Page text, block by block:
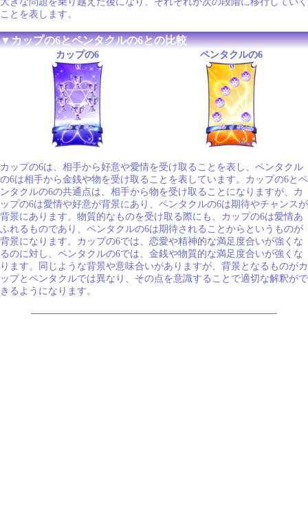
ことを表します。
▼カップの6とペンタクルの6との比較
カップの6 ペンタクルの6
カップの6は、相手から好意や愛情を受け取ることを表し、ペンタクル
の6は相手から金銭や物を受け取ることを表しています。カップの6とペ
ンタクルの6の共通点は、相手から物を受け取ることになりますが、カ
ップの6は愛情や好意が背景にあり、ペンタクルの6は期待やチャンスが
背景にあります。物質的なものを受け取る際にも、カップの6は愛情あ
ふれるものであり、ペンタクルの6は期待されることからというものが
背景になります。カップの6では、恋愛や精神的な満足度合いが強くな
るのに対し、ペンタクルの6では、金銭や物質的な満足度合いが強くな
ります。同じような背景や意味合いがありますが、背景となるものがカ
ップとペンタクルでは異なり、その点を意識することで適切な解釈がで
きるようになります。